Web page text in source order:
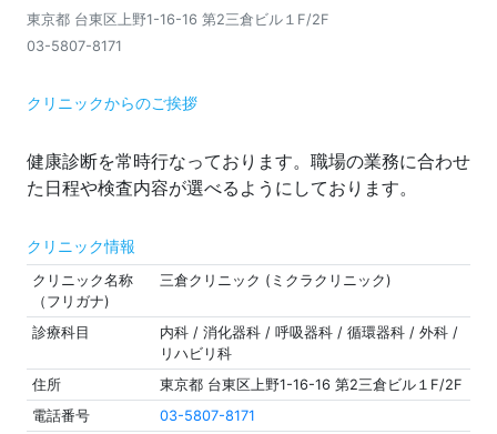
東京都 台東区上野1-16-16 第2三倉ビル１F/2F
03-5807-8171
クリニックからのご挨拶
健康診断を常時行なっております。職場の業務に合わせ
クリニック情報
クリニック名称
（フリガナ)
三倉クリニック (ミクラクリニック)
診療科目
内科 / 消化器科 / 呼吸器科 / 循環器科 / 外科 /
リハビリ科
住所
東京都 台東区上野1-16-16 第2三倉ビル１F/2F
電話番号
03-5807-8171